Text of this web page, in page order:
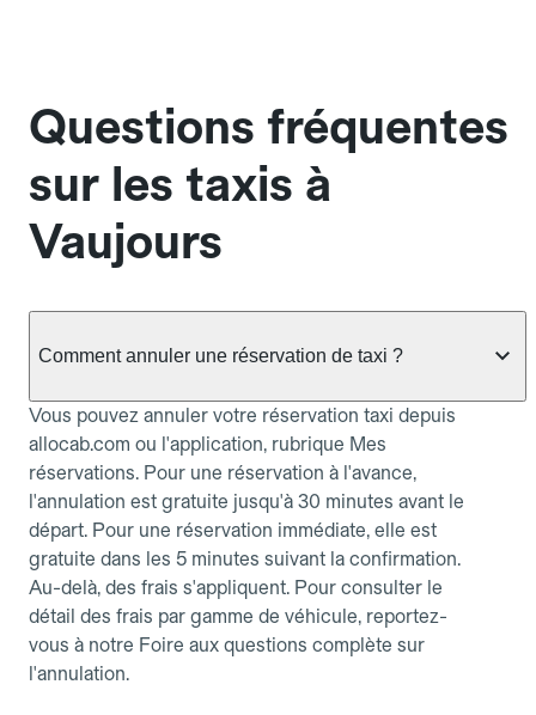
Questions fréquentes
sur les taxis à
Vaujours
Comment annuler une réservation de taxi ?
Vous pouvez annuler votre réservation taxi depuis
allocab.com ou l'application, rubrique Mes
réservations. Pour une réservation à l'avance,
l'annulation est gratuite jusqu'à 30 minutes avant le
départ. Pour une réservation immédiate, elle est
gratuite dans les 5 minutes suivant la confirmation.
Au-delà, des frais s'appliquent. Pour consulter le
détail des frais par gamme de véhicule, reportez-
vous à notre Foire aux questions complète sur
l'annulation.